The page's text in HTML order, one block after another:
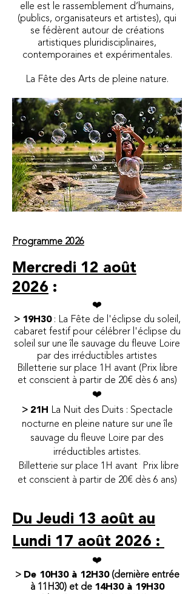
elle est le rassemblement d’humains,
(publics, organisateurs et artistes), qui
se fédèrent autour de créations
artistiques pluridisciplinaires,
contemporaines et expérimentales.
La Fête des Arts de pleine nature.
Programme 2026
Mercredi 12 août
2026 :
​❤️
> 19H30: La Fête de l'éclipse du soleil,
cabaret festif pour célébrer l'éclipse du
soleil sur une île sauvage du fleuve Loire
par des irréductibles artistes
Billetterie sur place 1H avant (Prix libre
et conscient à partir de 20€ dès 6 ans)
​❤️
> 21H
La Nuit des Duits : Spectacle
nocturne en pleine nature sur une île
sauvage du fleuve Loire par des
irréductibles artistes.
Billetterie sur place 1H avant Prix libre
et conscient à partir de 20€ dès 6 ans)
Du Jeudi 13 août au
Lundi 17 août 2026 :
​❤️
> De 10H30 à 12H30(dernière entrée
à 11H30) et de 14H30 à 19H30